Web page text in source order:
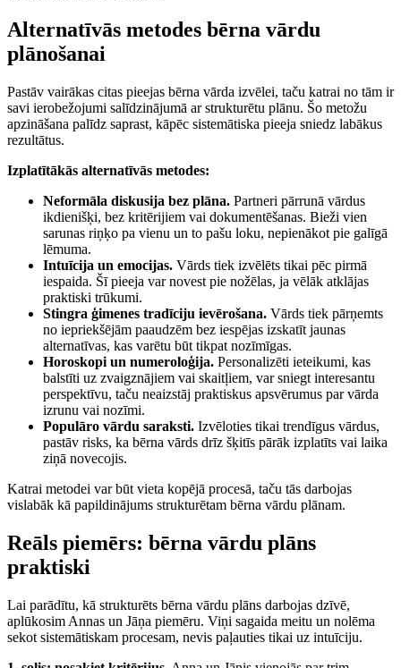
Alternatīvās metodes bērna vārdu
plānošanai
Pastāv vairākas citas pieejas bērna vārda izvēlei, taču katrai no tām ir
savi ierobežojumi salīdzinājumā ar strukturētu plānu. Šo metožu
apzināšana palīdz saprast, kāpēc sistemātiska pieeja sniedz labākus
rezultātus.
Izplatītākās alternatīvās metodes:
Neformāla diskusija bez plāna. Partneri pārrunā vārdus
ikdienišķi, bez kritērijiem vai dokumentēšanas. Bieži vien
sarunas riņķo pa vienu un to pašu loku, nepienākot pie galīgā
lēmuma.
Intuīcija un emocijas. Vārds tiek izvēlēts tikai pēc pirmā
iespaida. Šī pieeja var novest pie nožēlas, ja vēlāk atklājas
praktiski trūkumi.
Stingra ģimenes tradīciju ievērošana. Vārds tiek pārņemts
no iepriekšējām paaudzēm bez iespējas izskatīt jaunas
alternatīvas, kas varētu būt tikpat nozīmīgas.
Horoskopi un numeroloģija. Personalizēti ieteikumi, kas
balstīti uz zvaigznājiem vai skaitļiem, var sniegt interesantu
perspektīvu, taču neaizstāj praktiskus apsvērumus par vārda
izrunu vai nozīmi.
Populāro vārdu saraksti. Izvēloties tikai trendīgus vārdus,
pastāv risks, ka bērna vārds drīz šķitīs pārāk izplatīts vai laika
ziņā novecojis.
Katrai metodei var būt vieta kopējā procesā, taču tās darbojas
vislabāk kā papildinājums strukturētam bērna vārdu plānam.
Reāls piemērs: bērna vārdu plāns
praktiski
Lai parādītu, kā strukturēts bērna vārdu plāns darbojas dzīvē,
aplūkosim Annas un Jāņa piemēru. Viņi sagaida meitu un nolēma
sekot sistemātiskam procesam, nevis paļauties tikai uz intuīciju.